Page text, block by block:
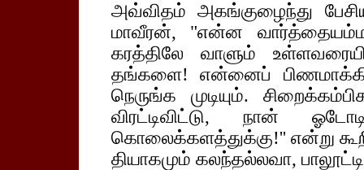
அவ்விதம் அகங்குழைந்து
மாவீரன், "என்ன
கரத்திலே வாளும்
தங்களை! என்னைப்
நெருங்க முடியும்.
விரட்டிவிட்டு, நான்
கொலைக்களத்துக்கு!'' என்று
தியாகமும் கலந்தல்லவா,